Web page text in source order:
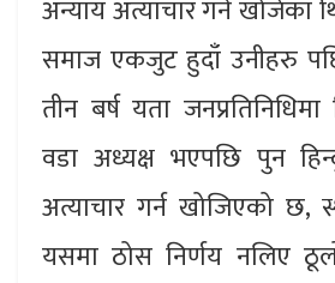
अन्याय अत्याचार गर्न खोजेका
समाज एकजुट हुदाँ उनीहरु
तीन बर्ष यता जनप्रतिनिधिमा
वडा अध्यक्ष भएपछि पुन
अत्याचार गर्न खोजिएको छ,
यसमा ठोस निर्णय नलिए